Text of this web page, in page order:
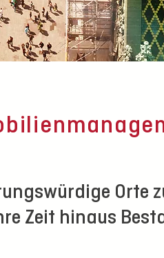
Orte
Zeit hinaus